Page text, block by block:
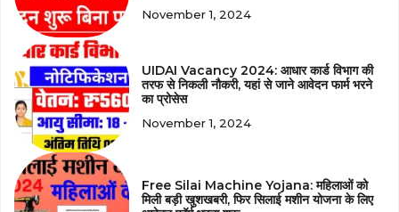
November 1, 2024
UIDAI Vacancy 2024: आधार कार्ड विभाग की
तरफ से निकली नौकरी, यहां से जाने आवेदन फार्म भरने
का प्रोसेस
November 1, 2024
Free Silai Machine Yojana: महिलाओं को
मिली बड़ी खुशखबरी, फिर सिलाई मशीन योजना के लिए